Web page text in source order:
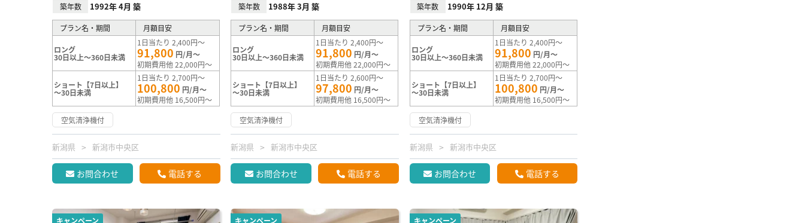
築年数 1992年 4月 築
プラン名・期間 月額目安
ロング
30日以上～360日未満
1日当たり 2,400円～
91,800 円/月～
初期費用他 22,000円～
ショート【7日以上】
～30日未満
1日当たり 2,700円～
100,800 円/月～
初期費用他 16,500円～
空気清浄機付
新潟県 新潟市中央区
お問合わせ 電話する
築年数 1988年 3月 築
プラン名・期間 月額目安
ロング
30日以上～360日未満
1日当たり 2,400円～
91,800 円/月～
初期費用他 22,000円～
ショート【7日以上】
～30日未満
1日当たり 2,600円～
97,800 円/月～
初期費用他 16,500円～
空気清浄機付
新潟県 新潟市中央区
お問合わせ 電話する
築年数 1990年 12月 築
プラン名・期間 月額目安
ロング
30日以上～360日未満
1日当たり 2,400円～
91,800 円/月～
初期費用他 22,000円～
ショート【7日以上】
～30日未満
1日当たり 2,700円～
100,800 円/月～
初期費用他 16,500円～
空気清浄機付
新潟県 新潟市中央区
お問合わせ 電話する
キャンペーン キャンペーン キャンペーン